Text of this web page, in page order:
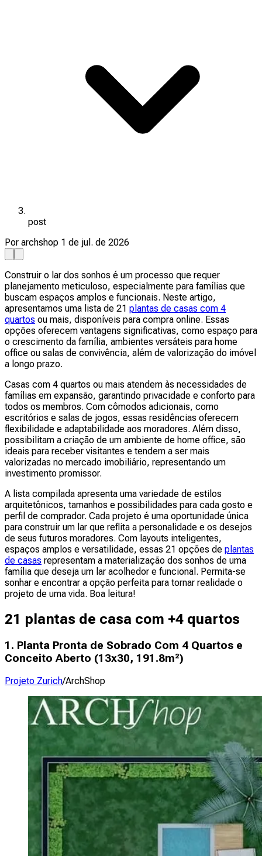
post
Por archshop 1 de jul. de 2026
Construir o lar dos sonhos é um processo que requer
planejamento meticuloso, especialmente para famílias que
buscam espaços amplos e funcionais. Neste artigo,
apresentamos uma lista de 21 plantas de casas com 4
quartos ou mais, disponíveis para compra online. Essas
opções oferecem vantagens significativas, como espaço para
o crescimento da família, ambientes versáteis para home
office ou salas de convivência, além de valorização do imóvel
a longo prazo.
Casas com 4 quartos ou mais atendem às necessidades de
famílias em expansão, garantindo privacidade e conforto para
todos os membros. Com cômodos adicionais, como
escritórios e salas de jogos, essas residências oferecem
flexibilidade e adaptabilidade aos moradores. Além disso,
possibilitam a criação de um ambiente de home office, são
ideais para receber visitantes e tendem a ser mais
valorizadas no mercado imobiliário, representando um
investimento promissor.
A lista compilada apresenta uma variedade de estilos
arquitetônicos, tamanhos e possibilidades para cada gosto e
perfil de comprador. Cada projeto é uma oportunidade única
para construir um lar que reflita a personalidade e os desejos
de seus futuros moradores. Com layouts inteligentes,
espaços amplos e versatilidade, essas 21 opções de plantas
de casas representam a materialização dos sonhos de uma
família que deseja um lar acolhedor e funcional. Permita-se
sonhar e encontrar a opção perfeita para tornar realidade o
projeto de uma vida. Boa leitura!
21 plantas de casa com +4 quartos
1. Planta Pronta de Sobrado Com 4 Quartos e
Conceito Aberto (13x30, 191.8m²)
Projeto Zurich/ArchShop